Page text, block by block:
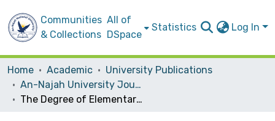
Communities
& Collections
All of
DSpace
Statistics Log In
Home Academic
University Publications
An-Najah University Journal for Research - B (Humanities)
The Degree of Elementary School Teachers' Self-Esteem at Russaifa Education Directorate and its Relationship with their Achievement Motivation